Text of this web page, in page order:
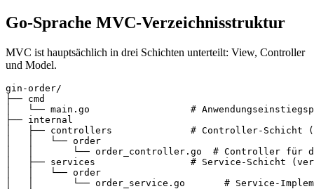
Go-Sprache MVC-Verzeichnisstruktur
MVC ist hauptsächlich in drei Schichten unterteilt: View, Controller
und Model.
gin-order/
├── cmd
│   └── main.go                  #
├── internal
│   ├── controllers              # Controller-Schicht
│   │   └── order
│   │       └── order_controller.go  # Controller für
│   ├── services                 # Service-Schicht
│   │   └── order
│   │       └── order_service.go       # Service-